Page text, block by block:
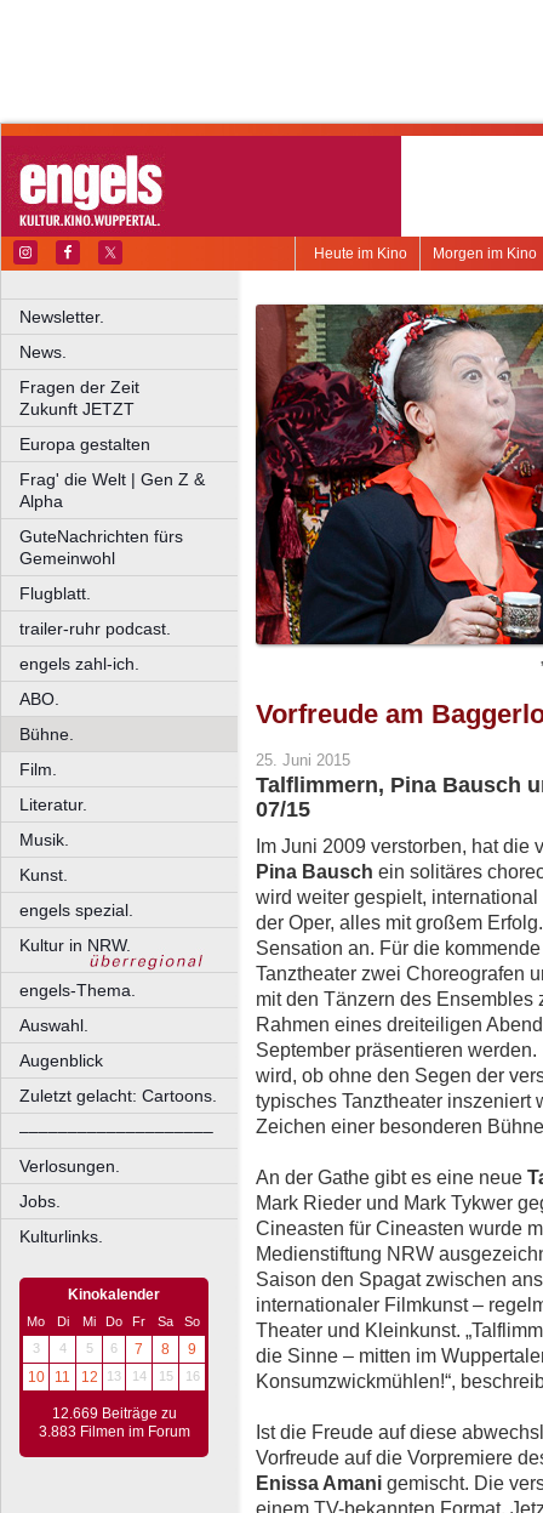
Morgen im Kino
Heute im Kino
Newsletter.
News.
Fragen der Zeit
Zukunft JETZT
Europa gestalten
Frag' die Welt | Gen Z &
Alpha
GuteNachrichten fürs
Gemeinwohl
Flugblatt.
trailer-ruhr podcast.
engels zahl-ich.
ABO.
Bühne.
Film.
Literatur.
Musik.
Kunst.
engels spezial.
Kultur in NRW.
engels-Thema.
Auswahl.
Augenblick
Zuletzt gelacht: Cartoons.
––––––––––––––––––––
Verlosungen.
Jobs.
Kulturlinks.
Kinokalender
Mo Di Mi Do Fr Sa
So
3
4 5 6 7 8
9
10
11 12 13 14 15 16
12.669 Beiträge zu
3.883 Filmen im Forum
Vorfreude am
25. Juni 2015
Talflimmern, Pina Bausch
07/15
Im Juni 2009 verstorben, hat die
Pina Bausch ein solitäres
wird weiter gespielt,
der Oper, alles mit großem
Sensation an. Für die
Tanztheater zwei Choreografen
mit den Tänzern des
Rahmen eines dreiteiligen
September präsentieren
wird, ob ohne den Segen der
typisches Tanztheater inszeniert
Zeichen einer besonderen
An der Gathe gibt es eine neue
Mark Rieder und Mark Tykwer
Cineasten für Cineasten wurde
Medienstiftung NRW
Saison den Spagat zwischen
internationaler Filmkunst –
Theater und Kleinkunst.
die Sinne – mitten im
Konsumzwickmühlen!“,
Ist die Freude auf diese
Vorfreude auf die Vorpremiere
Enissa Amani gemischt. Die
einem TV-bekannten Format.